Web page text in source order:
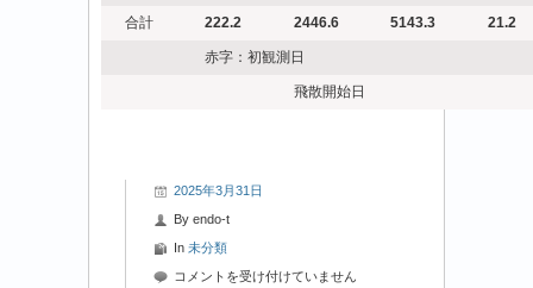
合計 222.2 2446.6 5143.3 21.2
赤字：初観測日
飛散開始日
2025年3月31日
By endo-t
In 未分類
2025
コメントを受け付けていません